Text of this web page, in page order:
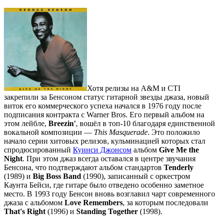
Хотя релизы на A&M и CTI
закрепили за Бенсоном статус гитарной звезды джаза, новый
виток его коммерческого успеха начался в 1976 году после
подписания контракта с Warner Bros. Его первый альбом на
этом лейбле, Breezin', вошёл в топ-10 благодаря единственной
вокальной композиции — This Masquerade. Это положило
начало серии хитовых релизов, кульминацией которых стал
спродюсированный Куинси Джонсом альбом Give Me the
Night. При этом джаз всегда оставался в центре звучания
Бенсона, что подтверждают альбом стандартов Tenderly
(1989) и Big Boss Band (1990), записанный с оркестром
Каунта Бейси, где гитаре было отведено особенно заметное
место. В 1993 году Бенсон вновь возглавил чарт современного
джаза с альбомом Love Remembers, за которым последовали
That's Right (1996) и Standing Together (1998).